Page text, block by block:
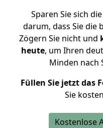
Sparen Sie sich
darum, dass Sie die
Zögern Sie nicht und
heute, um Ihren
Minden nach
Füllen Sie jetzt das
Sie
Kostenlose